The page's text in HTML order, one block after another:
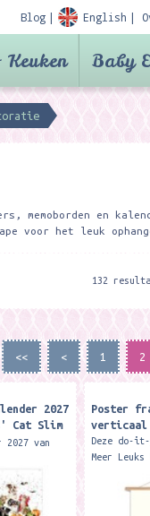
Blog English
Baby
memoborden en
voor het leuk
132
<< < 1 2
2027
Cat Slim
2027 van
mm Gemaakt
This
Poster
verticaal
Deze do-
Meer
nodig bent
een